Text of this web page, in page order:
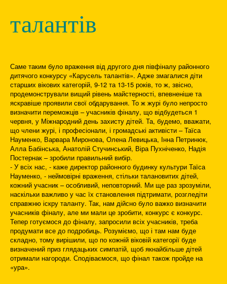
талантів
Саме таким було враження від другого дня півфіналу районного
дитячого конкурсу «Карусель талантів». Адже змагалися діти
старших вікових категорій, 9-12 та 13-15 років, то ж, звісно,
продемонстрували вищий рівень майстерності, впевненіше та
яскравіше проявили свої обдарування. То ж журі було непросто
визначити переможців – учасників фіналу, що відбудеться 1
червня, у Міжнародний день захисту дітей. Та, будемо, вважати,
що члени журі, і професіонали, і громадські активісти – Таїса
Науменко, Варвара Миронова, Олена Левицька, Інна Петринюк,
Алла Бабінська, Анатолій Стучинський, Віра Пухніченко, Надія
Постернак – зробили правильний вибір.
- У всіх нас, - каже директор районного будинку культури Таїса
Науменко, - неймовірні враження, стільки талановитих дітей,
кожний учасник – особливий, неповторний. Ми ще раз зрозуміли,
наскільки важливо у час їх становлення підтримати, розгледіти
справжню іскру таланту. Так, нам дійсно було важко визначити
учасників фіналу, але ми мали це зробити, конкурс є конкурс.
Тепер готуємося до фіналу, запросили всіх учасників, треба
продумати все до подробиць. Розуміємо, що і там нам буде
складно, тому вирішили, що по кожній віковій категорії буде
визначений приз глядацьких симпатій, щоб якнайбільше дітей
отримали нагороди. Сподіваємося, що фінал також пройде на
«ура».